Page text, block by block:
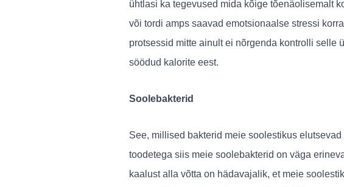
ühtlasi ka tegevused mida kõige tõenäolisemalt
või tordi amps saavad emotsionaalse stressi
protsessid mitte ainult ei nõrgenda kontrolli selle
söödud kalorite eest.
Soolebakterid
See, millised bakterid meie soolestikus
toodetega siis meie soolebakterid on väga
kaalust alla võtta on hädavajalik, et meie